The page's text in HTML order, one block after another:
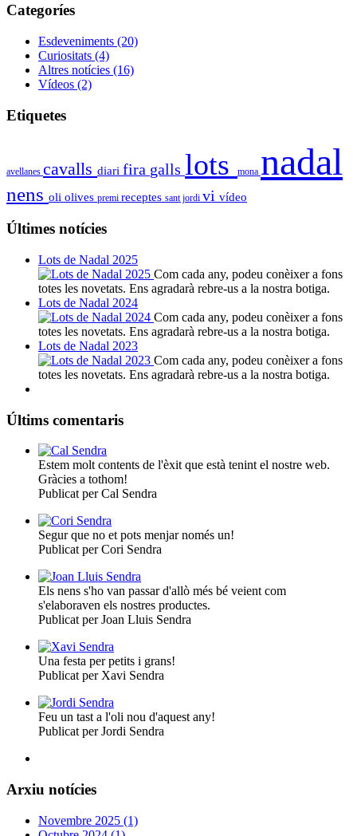
Categoríes
Esdeveniments (20)
Curiositats (4)
Altres notícies (16)
Vídeos (2)
Etiquetes
avellanes cavalls diari fira galls lots mona nadal
nens oli olives premi receptes sant jordi vi vídeo
Últimes notícies
Lots de Nadal 2025
Com cada any, podeu conèixer a fons
totes les novetats. Ens agradarà rebre-us a la nostra botiga.
Lots de Nadal 2024
Com cada any, podeu conèixer a fons
totes les novetats. Ens agradarà rebre-us a la nostra botiga.
Lots de Nadal 2023
Com cada any, podeu conèixer a fons
totes les novetats. Ens agradarà rebre-us a la nostra botiga.
Últims comentaris
Estem molt contents de l'èxit que està tenint el nostre web.
Gràcies a tothom!
Publicat per Cal Sendra
Segur que no et pots menjar només un!
Publicat per Cori Sendra
Els nens s'ho van passar d'allò més bé veient com
s'elaboraven els nostres productes.
Publicat per Joan Lluis Sendra
Una festa per petits i grans!
Publicat per Xavi Sendra
Feu un tast a l'oli nou d'aquest any!
Publicat per Jordi Sendra
Arxiu notícies
Novembre 2025 (1)